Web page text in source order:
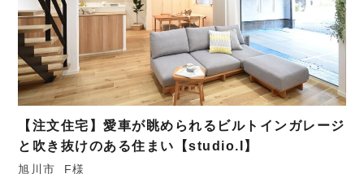
【注文住宅】愛車が眺められるビルトインガレージ
と吹き抜けのある住まい【studio.I】
旭川市 F様